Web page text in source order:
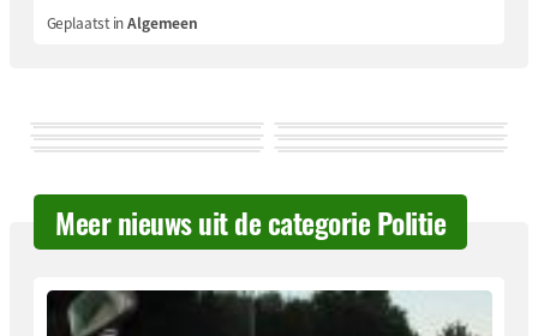
Geplaatst inAlgemeen
Meer nieuws uit de categorie Politie